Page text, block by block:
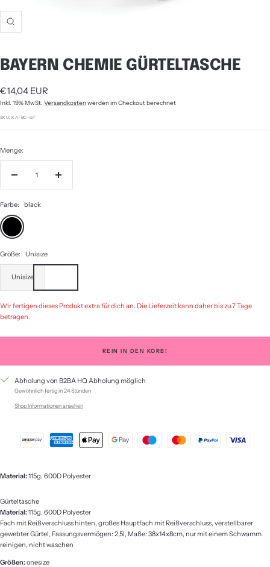
Zoom
BAYERN CHEMIE GÜRTELTASCHE
Angebotspreis
€14,04 EUR
Inkl. 19% MwSt. Versandkostenwerden im Checkout berechnet
SKU:KA-BC-GT
Menge:
verringern
Menge
erhöhen
Farbe:
black
black
Größe: Unisize
Unisize
Wir fertigen dieses Produkt extra für dich an. Die Lieferzeit kann daher bis zu 7 Tage
betragen.
REIN IN DEN KORB!
Abholung von B2BA HQ Abholung möglich
Gewöhnlich fertig in 24 Stunden
Shop Informationen ansehen
Material:115g, 600D Polyester
Gürteltasche
Material:115g, 600D Polyester
Fach mit Reißverschluss hinten, großes Hauptfach mit Reißverschluss, verstellbarer
gewebter Gürtel, Fassungsvermögen: 2,5l, Maße: 38x14x8cm, nur mit einem Schwamm
reinigen, nicht waschen
Größen:onesize